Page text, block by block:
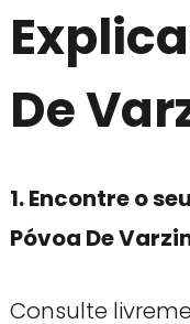
De
1. Encontre o
Póvoa De
Consulte